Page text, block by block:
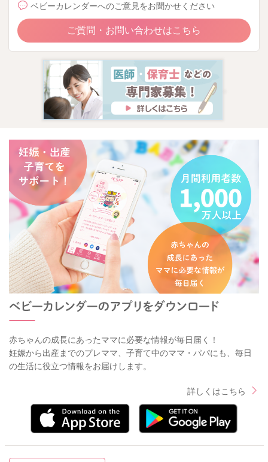
ベビーカレンダーへのご意見をお聞かせください
ご質問・お問い合わせはこちら
赤ちゃんの成長にあったママに必要な情報が毎日届く！
妊娠から出産までのプレママ、子育て中のママ・パパにも、毎日
の生活に役立つ情報をお届けします。
詳しくはこちら